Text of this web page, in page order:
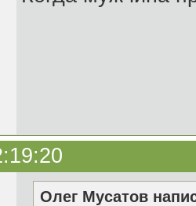
Олег Мусатов